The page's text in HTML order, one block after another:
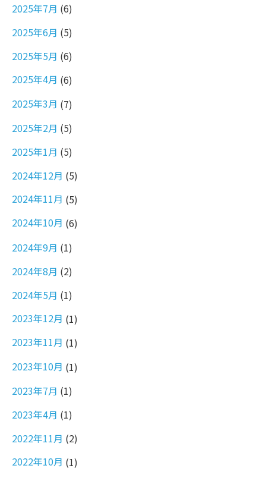
2025年7月 (6)
2025年6月 (5)
2025年5月 (6)
2025年4月 (6)
2025年3月 (7)
2025年2月 (5)
2025年1月 (5)
2024年12月 (5)
2024年11月 (5)
2024年10月 (6)
2024年9月 (1)
2024年8月 (2)
2024年5月 (1)
2023年12月 (1)
2023年11月 (1)
2023年10月 (1)
2023年7月 (1)
2023年4月 (1)
2022年11月 (2)
2022年10月 (1)